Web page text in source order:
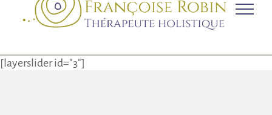
[layerslider id="3"]